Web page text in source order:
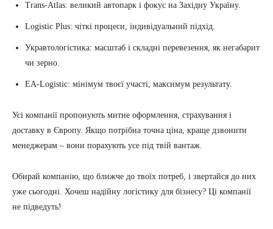
Trans-Atlas: великий автопарк і фокус на Західну Україну.
Logistic Plus: чіткі процеси, індивідуальний підхід.
Укравтологістика: масштаб і складні перевезення, як негабарит
чи зерно.
EA-Logistic: мінімум твоєї участі, максимум результату.
Усі компанії пропонують митне оформлення, страхування і
доставку в Європу. Якщо потрібна точна ціна, краще дзвонити
менеджерам – вони порахують усе під твій вантаж.
Обирай компанію, що ближче до твоїх потреб, і звертайся до них
уже сьогодні. Хочеш надійну логістику для бізнесу? Ці компанії
не підведуть!